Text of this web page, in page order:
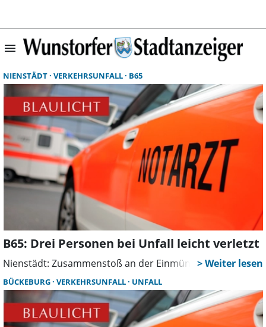
menu
NIENSTÄDT VERKEHRSUNFALL B65
B65: Drei Personen bei Unfall leicht verletzt
Nienstädt: Zusammenstoß an der Einmündung Kirchweg
BÜCKEBURG VERKEHRSUNFALL UNFALL